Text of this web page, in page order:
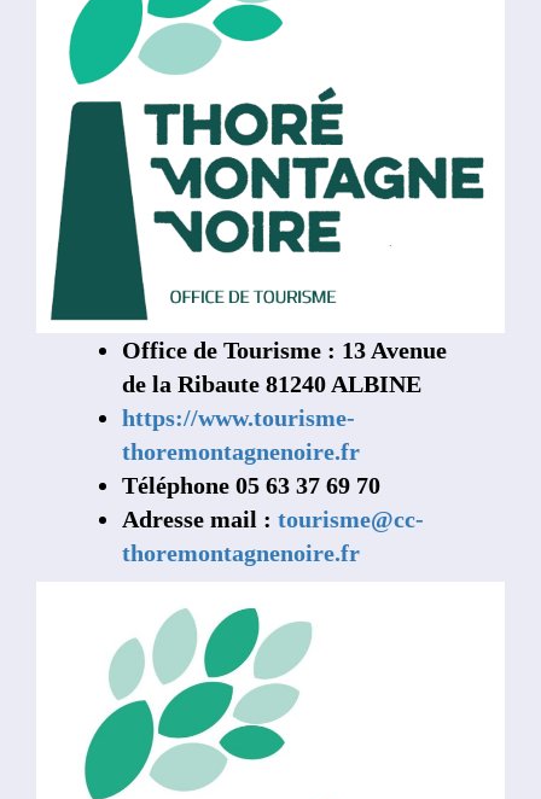
Associations
Office de Tourisme : 13 Avenue
de la Ribaute 81240 ALBINE
https://www.tourisme-
thoremontagnenoire.fr
Téléphone 05 63 37 69 70
Adresse mail :tourisme@cc-
thoremontagnenoire.fr